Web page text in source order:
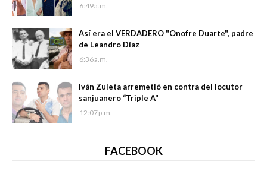
6:49 a.m.
Así era el VERDADERO "Onofre Duarte", padre
de Leandro Díaz
6:36 a.m.
Iván Zuleta arremetió en contra del locutor
sanjuanero “Triple A"
12:07 p.m.
FACEBOOK